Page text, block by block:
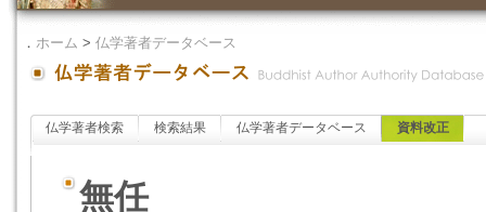
． ホーム > 仏学著者データベース
仏学著者検索 検索結果 仏学著者データベース 資料改正
無任